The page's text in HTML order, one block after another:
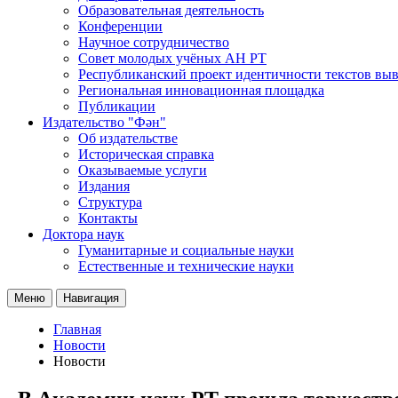
Образовательная деятельность
Конференции
Научное сотрудничество
Совет молодых учёных АН РТ
Республиканский проект идентичности текстов
Региональная инновационная площадка
Публикации
Издательство "Фән"
Об издательстве
Историческая справка
Оказываемые услуги
Издания
Структура
Контакты
Доктора наук
Гуманитарные и социальные науки
Естественные и технические науки
Меню Навигация
Главная
Новости
Новости